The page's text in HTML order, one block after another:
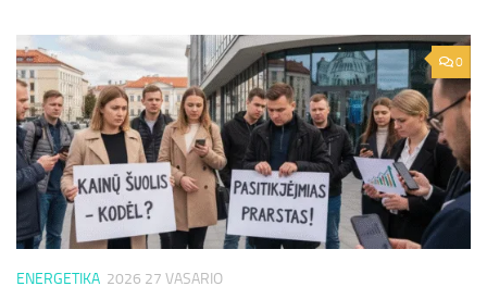
0
ENERGETIKA 2026 27 VASARIO